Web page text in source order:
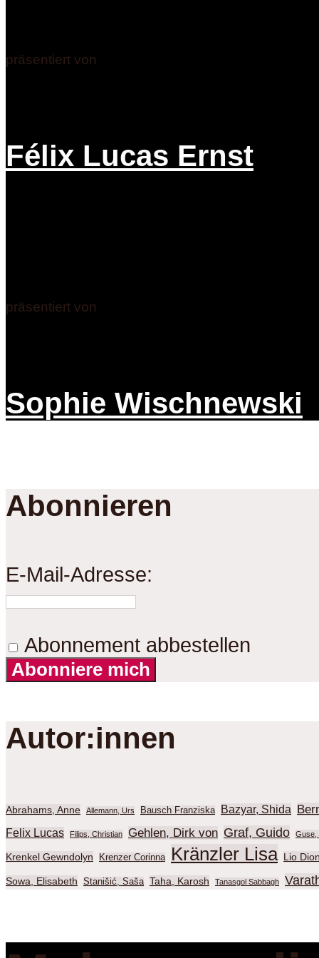
präsentiert von
Félix Lucas Ernst
präsentiert von
Sophie Wischnewski
Abonnieren
E-Mail-Adresse:
Abonnement abbestellen
Abonniere mich
Autor:innen
Abrahams, Anne Allemann, Urs Bausch Franziska Bazyar, Shida
Felix Lucas
Filips, Christian Gehlen, Dirk von Graf, Guido Guse,
Krenkel Gewndolyn Krenzer Corinna Kränzler Lisa Lio
Sowa, Elisabeth Stanišić, Saša Taha, Karosh Tanasgol Sabbagh